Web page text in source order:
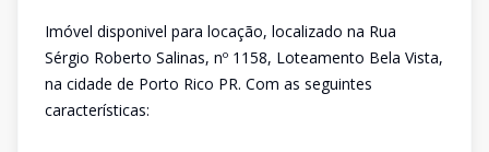
Imóvel disponivel para locação, localizado na Rua
Sérgio Roberto Salinas, nº 1158, Loteamento Bela Vista,
na cidade de Porto Rico PR. Com as seguintes
características: